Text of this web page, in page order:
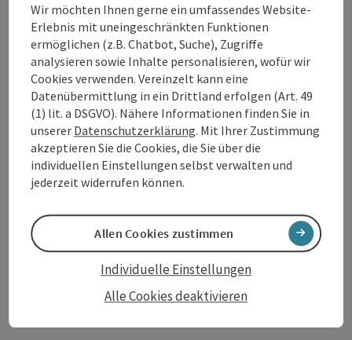
Was das Mühlviertel dem Bergradler zu bieten hat,
erfährt dieser gleich am Einstieg: nachdem die knackig
steile Moarwies'n auf den Pöstlingberg hinauf
absolviert wurde, dürfen teils technisch
anspruchsvolle Abschnitte bergauf und bergab durch
das Hügelland über Gramastetten, Eidenberg und
Lichtenberg erradelt werden.
Neben den aussichtsreichen Panoramaplätzen am
Giselawarte und schlussendlich bei der
Bachlbergkapelle wissen neben der Kulturhauptstadt
Linz auch die eingebundenen Gaststätten zu
Wir möchten Ihnen gerne ein umfassendes Website-
Erlebnis mit uneingeschränkten Funktionen
ermöglichen (z.B. Chatbot, Suche), Zugriffe
analysieren sowie Inhalte personalisieren, wofür wir
Cookies verwenden. Vereinzelt kann eine
Datenübermittlung in ein Drittland erfolgen (Art. 49
(1) lit. a DSGVO). Nähere Informationen finden Sie in
unserer Datenschutzerklärung. Mit Ihrer Zustimmung
akzeptieren Sie die Cookies, die Sie über die
individuellen Einstellungen selbst verwalten und
jederzeit widerrufen können.
Alle Cookies deaktivieren
Individuelle Einstellungen
Allen Cookies zustimmen